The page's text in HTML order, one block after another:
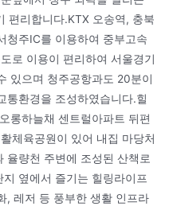
편리합니다.KTX 오송역, 충북
청주IC를 이용하여 중부고속
로 이용이 편리하여 서울경기
있으며 청주공항과도 20분이
통환경을 조성하였습니다.힐
롱하늘채 센트럴아파트 뒤편
체육공원이 있어 내집 마당처
율량천 주변에 조성된 산책로
옆에서 즐기는 힐링라이프
, 레저 등 풍부한 생활 인프라